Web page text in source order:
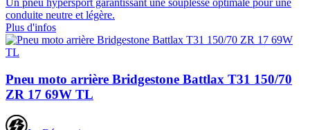
Un pneu hypersport garantissant une souplesse optimale pour une
conduite neutre et légère.
Plus d'infos
Pneu moto arrière Bridgestone Battlax T31 150/70
ZR 17 69W TL